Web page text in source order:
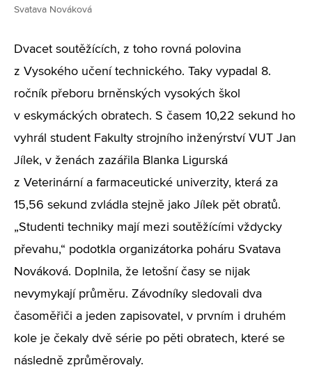
Svatava Nováková
Dvacet soutěžících, z toho rovná polovina
z Vysokého učení technického. Taky vypadal 8.
ročník přeboru brněnských vysokých škol
v eskymáckých obratech. S časem 10,22 sekund ho
vyhrál student Fakulty strojního inženýrství VUT Jan
Jílek, v ženách zazářila Blanka Ligurská
z Veterinární a farmaceutické univerzity, která za
15,56 sekund zvládla stejně jako Jílek pět obratů.
„Studenti techniky mají mezi soutěžícími vždycky
převahu,“ podotkla organizátorka poháru Svatava
Nováková. Doplnila, že letošní časy se nijak
nevymykají průměru. Závodníky sledovali dva
časoměřiči a jeden zapisovatel, v prvním i druhém
kole je čekaly dvě série po pěti obratech, které se
následně zprůměrovaly.